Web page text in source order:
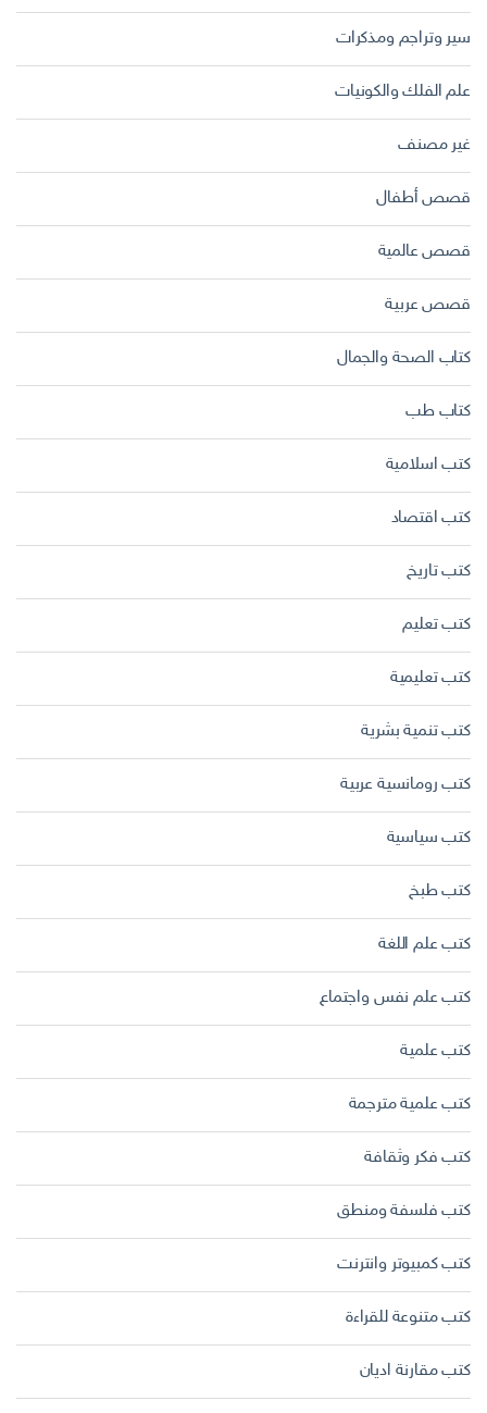
سير وتراجم ومذكرات
علم الفلك والكونيات
غير مصنف
قصص أطفال
قصص عالمية
قصص عربية
كتاب الصحة والجمال
كتاب طب
كتب اسلامية
كتب اقتصاد
كتب تاريخ
كتب تعليم
كتب تعليمية
كتب تنمية بشرية
كتب رومانسية عربية
كتب سياسية
كتب طبخ
كتب علم اللغة
كتب علم نفس واجتماع
كتب علمية
كتب علمية مترجمة
كتب فكر وثقافة
كتب فلسفة ومنطق
كتب كمبيوتر وانترنت
كتب متنوعة للقراءة
كتب مقارنة اديان